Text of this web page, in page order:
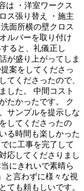
は ・洋室ワークス
ス張り替え ・施主
面所横の壁クロス
ルバーを取り付け
ると、礼儀正し
が盛り上がってしま
案をしてくださっ
てくださったので、
した。 中間コスト
たかったです。 ク
サンプルを提示しな
してくださったの
る時間も楽しかった
に工事を完了して
応してくださりまし
にきれいで素晴ら
と言わずに様々な視
ても頼もしいです。